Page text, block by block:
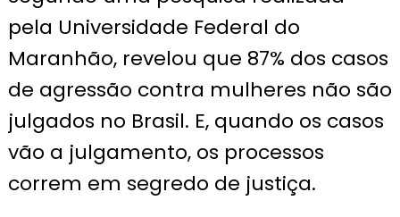
pela Universidade Federal do
Maranhão, revelou que 87% dos casos
de agressão contra mulheres não são
julgados no Brasil. E, quando os casos
vão a julgamento, os processos
correm em segredo de justiça.